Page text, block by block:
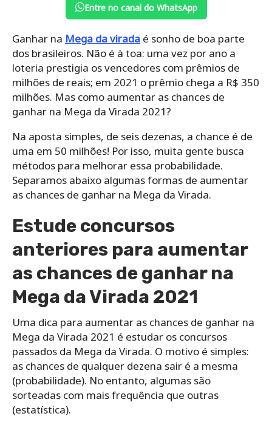
Entre no canal do WhatsApp
Ganhar na Mega da virada é sonho de boa parte
dos brasileiros. Não é à toa: uma vez por ano a
loteria prestigia os vencedores com prêmios de
milhões de reais; em 2021 o prêmio chega a R$ 350
milhões. Mas como aumentar as chances de
ganhar na Mega da Virada 2021?
Na aposta simples, de seis dezenas, a chance é de
uma em 50 milhões! Por isso, muita gente busca
métodos para melhorar essa probabilidade.
Separamos abaixo algumas formas de aumentar
as chances de ganhar na Mega da Virada.
Estude concursos
anteriores para aumentar
as chances de ganhar na
Mega da Virada 2021
Uma dica para aumentar as chances de ganhar na
Mega da Virada 2021 é estudar os concursos
passados da Mega da Virada. O motivo é simples:
as chances de qualquer dezena sair é a mesma
(probabilidade). No entanto, algumas são
sorteadas com mais frequência que outras
(estatística).